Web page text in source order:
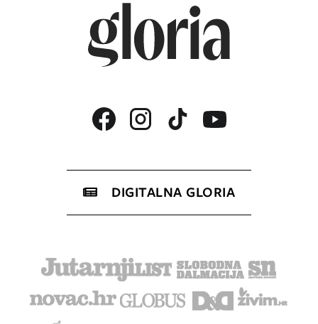
DIGITALNA GLORIA